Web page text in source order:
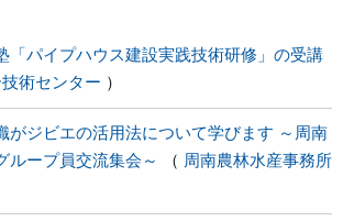
「パイプハウス建設実践技術研修」の受講
術センター
がジビエの活用法について学びます ～周南
ループ員交流集会～
周南農林水産事務所